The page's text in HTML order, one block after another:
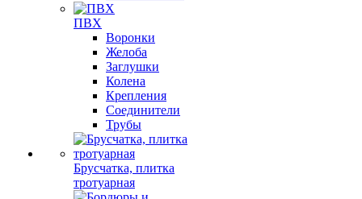
ПВХ
Воронки
Желоба
Заглушки
Колена
Крепления
Соединители
Трубы
Брусчатка, плитка
тротуарная